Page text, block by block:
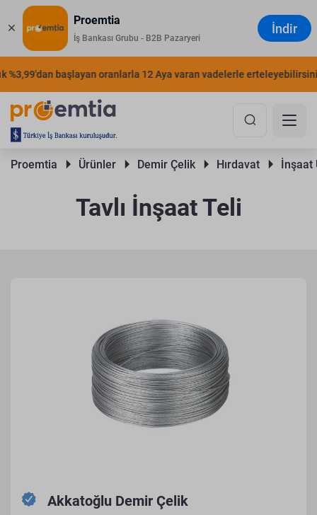
Proemtia
İş Bankası Grubu - B2B Pazaryeri
İndir
başlayan oranlarla 12 Aya varan vadelerle erteleyebilirsiniz.
Proemtia Ürünler Demir Çelik Hırdavat İnşaat
Tavlı İnşaat Teli
Akkatoğlu Demir Çelik